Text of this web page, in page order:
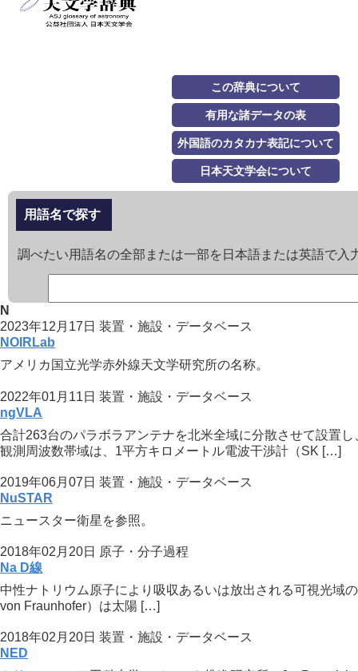
この辞典について
有用な諸データの表
外国語のカタカナ表記について
日本天文学会について
用語名で探す
調べたい用語名の全部または一部を日本語または英語で入
N
2023年12月17日 装置・施設・データベース
NOIRLab
アメリカ国立光学赤外線天文学研究所の名称。
2022年01月11日 装置・施設・データベース
ngVLA
合計263台のパラボラアンテナを北米全域に分散させて設置
観測周波数帯域は、1平方キロメートル電波干渉計（SK […]
2019年06月07日 装置・施設・データベース
NuSTAR
ニュースター衛星を参照。
2018年02月20日 原子・分子過程
Na D線
中性ナトリウム原子により吸収あるいは放出される可視光域
von Fraunhofer）は太陽 […]
2018年02月20日 装置・施設・データベース
NED